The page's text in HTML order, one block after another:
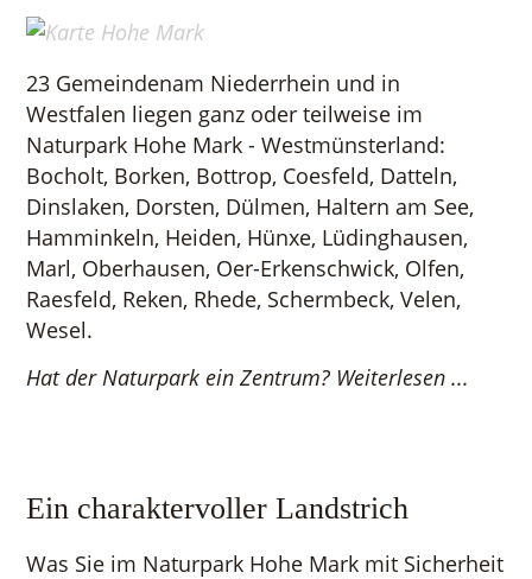
23 Gemeindenam Niederrhein und in
Westfalen liegen ganz oder teilweise im
Naturpark Hohe Mark - Westmünsterland:
Bocholt, Borken, Bottrop, Coesfeld, Datteln,
Dinslaken, Dorsten, Dülmen, Haltern am See,
Hamminkeln, Heiden, Hünxe, Lüdinghausen,
Marl, Oberhausen, Oer-Erkenschwick, Olfen,
Raesfeld, Reken, Rhede, Schermbeck, Velen,
Wesel.
Hat der Naturpark ein Zentrum? Weiterlesen ...
Ein charaktervoller Landstrich
Was Sie im Naturpark Hohe Mark mit Sicherheit